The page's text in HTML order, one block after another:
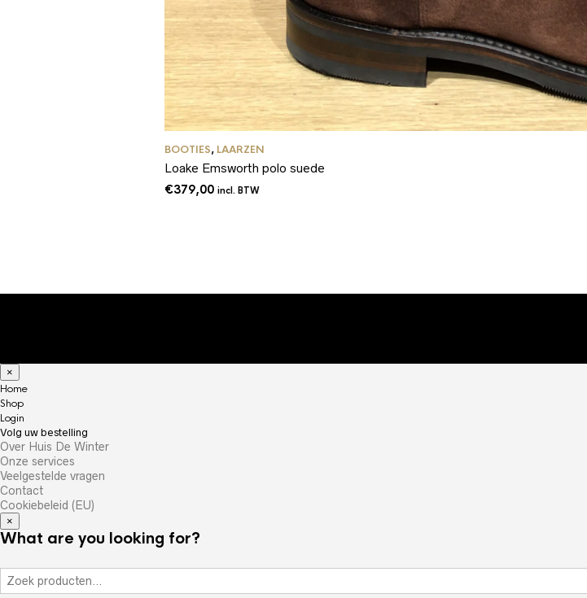
BOOTIES, LAARZEN
Loake Emsworth polo suede
€379,00 incl. BTW
×
Home
Shop
Login
Volg uw bestelling
Over Huis De Winter
Onze services
Veelgestelde vragen
Contact
Cookiebeleid (EU)
×
What are you looking for?